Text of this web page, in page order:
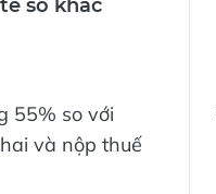
số khác
55% so với
và nộp thuế